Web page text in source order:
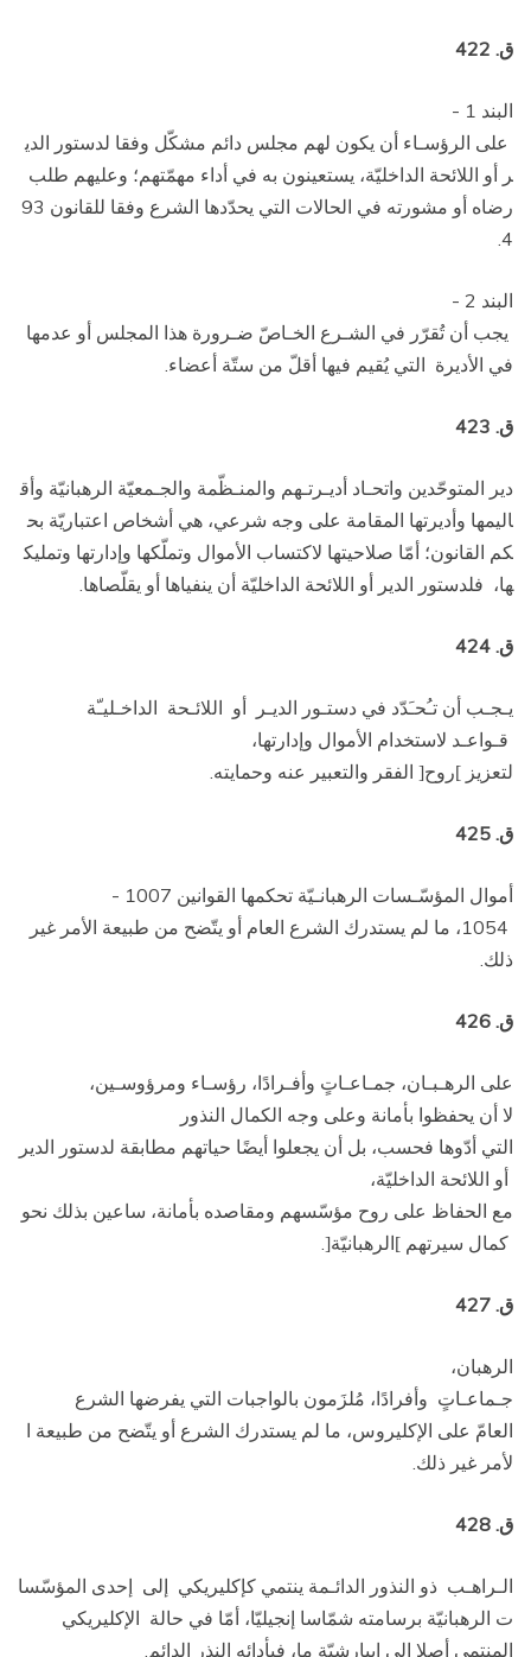
ق. 422
البند 1 ­
على الرؤسـاء أن يكون لهم مجلس دائم مشكّل وفقا لدستور الدي
ر أو اللائحة الداخليّة، يستعينون به في أداء مهمّتهم؛ وعليهم طلب
رضاه أو مشورته في الحالات التي يحدّدها الشرع وفقا للقانون 93
4.
البند 2 ­
يجب أن تُقرّر في الشـرع الخـاصّ ضـرورة هذا المجلس أو عدمها
في الأديرة التي يُقيم فيها أقلّ من ستّة أعضاء.
ق. 423
دير المتوحّدين واتحـاد أديـرتـهم والمنـظّمة والجـمعيّة الرهبانيّة وأق
اليمها وأديرتها المقامة على وجه شرعي، هي أشخاص اعتباريّة بح
كم القانون؛ أمّا صلاحيتها لاكتساب الأموال وتملّكها وإدارتها وتمليك
ها، فلدستور الدير أو اللائحة الداخليّة أن ينفياها أو يقلّصاها.
ق. 424
يـجـب أن تـُحـَدّد في دستـور الديـر أو اللائـحة الداخـليـّة
قـواعـد لاستخدام الأموال وإدارتها،
لتعزيز ]روح[ الفقر والتعبير عنه وحمايته.
ق. 425
أموال المؤسّـسات الرهبانـيّة تحكمها القوانين 1007 ­
1054، ما لم يستدرك الشرع العام أو يتّضح من طبيعة الأمر غير
ذلك.
ق. 426
على الرهـبـان، جمـاعـاتٍ وأفـرادًا، رؤسـاء ومرؤوسـين،
لا أن يحفظوا بأمانة وعلى وجه الكمال النذور
التي أدّوها فحسب، بل أن يجعلوا أيضًا حياتهم مطابقة لدستور الدير
أو اللائحة الداخليّة،
مع الحفاظ على روح مؤسّسهم ومقاصده بأمانة، ساعين بذلك نحو
كمال سيرتهم ]الرهبانيّة[
.
ق. 427
الرهبان،
جـماعـاتٍ وأفرادًا، مُلزَمون بالواجبات التي يفرضها الشرع
العامّ على الإكليروس، ما لم يستدرك الشرع أو يتّضح من طبيعة ا
لأمر غير ذلك.
ق. 428
الـراهـب ذو النذور الدائـمة ينتمي كإكليريكي إلى إحدى المؤسّسا
ت الرهبانيّة برسامته شمّاسا إنجيليّا، أمّا في حالة الإكليريكي
المنتمي أصلا إلى إيبارشيّة ما، فبأدائه النذر الدائم.